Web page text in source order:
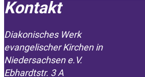
Kontakt
Diakonisches Werk
evangelischer Kirchen in
­Niedersachsen e.V.
Ebhardtstr. 3 A